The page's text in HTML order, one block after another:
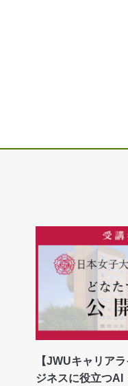
【JWUキャリア
ジネスに役立つAI